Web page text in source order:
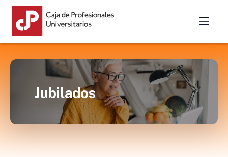
Jubilados